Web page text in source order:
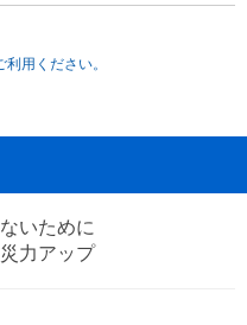
用ください。
いために
力アップ